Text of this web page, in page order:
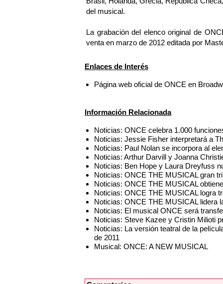
del musical.
La grabación del elenco original de
venta en marzo de 2012 editada por
Enlaces de Interés
Página web oficial de ONCE en
Información Relacionada
Noticias: ONCE celebra 1.000
Noticias: Jessie Fisher interpretará a
Noticias: Paul Nolan se incorpora al
Noticias: Arthur Darvill y Joanna
Noticias: Ben Hope y Laura Dreyfuss
Noticias: ONCE THE MUSICAL gran
Noticias: ONCE THE MUSICAL
Noticias: ONCE THE MUSICAL logra
Noticias: ONCE THE MUSICAL lidera
Noticias: El musical ONCE será
Noticias: Steve Kazee y Cristin Milioti
Noticias: La versión teatral de la
de 2011
Musical: ONCE: A NEW MUSICAL